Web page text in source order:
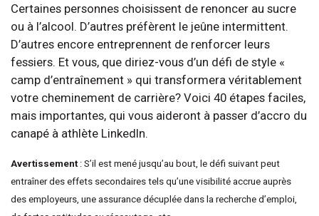
Certaines personnes choisissent de renoncer au sucre
ou à l’alcool. D’autres préfèrent le jeûne intermittent.
D’autres encore entreprennent de renforcer leurs
fessiers. Et vous, que diriez-vous d’un défi de style «
camp d’entraînement » qui transformera véritablement
votre cheminement de carrière? Voici 40 étapes faciles,
mais importantes, qui vous aideront à passer d’accro du
canapé à athlète LinkedIn.
Avertissement: S’il est mené jusqu’au bout, le défi suivant peut
entraîner des effets secondaires tels qu’une visibilité accrue auprès
des employeurs, une assurance décuplée dans la recherche d’emploi,